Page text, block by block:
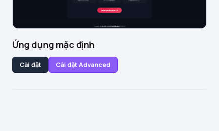
Ứng dụng mặc định
Cài đặt Cài đặt Advanced